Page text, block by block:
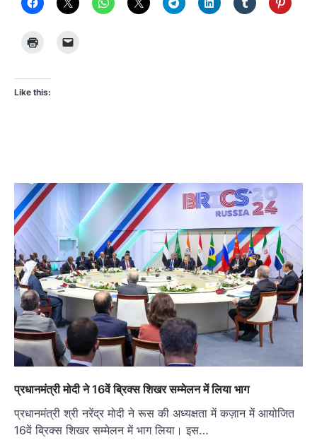
Like this:
प्रधानमंत्री मोदी ने 16वें ब्रिक्स शिखर सम्मेलन में लिया भाग
प्रधानमंत्री श्री नरेंद्र मोदी ने रूस की अध्यक्षता में कज़ान में आयोजित
16वें ब्रिक्स शिखर सम्मेलन में भाग लिया। इस…